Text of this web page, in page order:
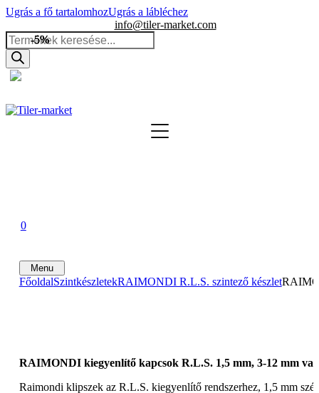
Ugrás a fő tartalomhozUgrás a lábléchez
info@tiler-market.com
Products
search
0
Menu
FőoldalSzintkészletekRAIMONDI R.L.S. szintező készlet
RAIMONDI kiegyenlítő kapcsok R.L.S. 1,5 mm, 3-12 mm
Raimondi klipszek az R.L.S. kiegyenlítő rendszerhez, 1,5 mm
-5%
-5%
-5%